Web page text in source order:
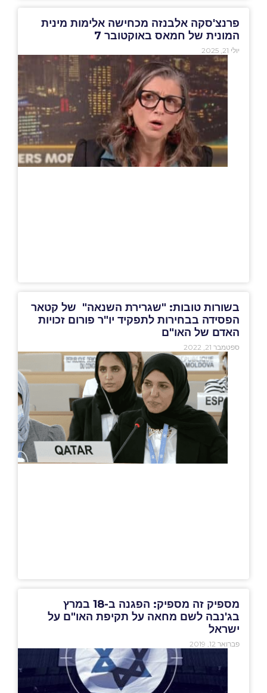
פרנצ'סקה אלבנזה מכחישה אלימות מינית
המונית של חמאס באוקטובר 7
יולי 21, 2025
בשורות טובות: "שגרירת השנאה" של קטאר
הפסידה בבחירות לתפקיד יו"ר פורום זכויות
האדם של האו"ם
ספטמבר 21, 2022
מספיק זה מספיק: הפגנה ב-18 במרץ
בג'נבה לשם מחאה על תקיפת האו"ם על
ישראל
פברואר 12, 2019